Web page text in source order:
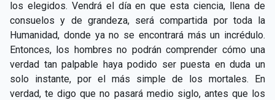
los elegidos. Vendrá el día en que esta ciencia, llena de
consuelos y de grandeza, será compartida por toda la
Humanidad, donde ya no se encontrará más un incrédulo.
Entonces, los hombres no podrán comprender cómo una
verdad tan palpable haya podido ser puesta en duda un
solo instante, por el más simple de los mortales. En
verdad, te digo que no pasará medio siglo, antes que los